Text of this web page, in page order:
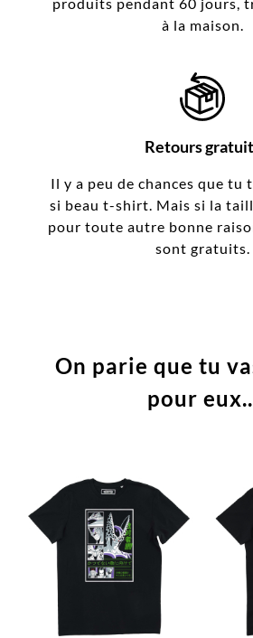
produits pendant 60 jours,
à la maison.
Retours
Il y a peu de chances que tu
si beau t-shirt. Mais si la
pour toute autre bonne
sont gratuits.
On parie que tu
pour